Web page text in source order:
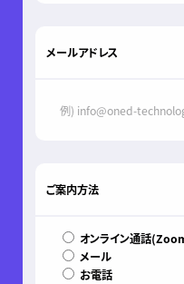
メールアドレス
ご案内方法
オンライン通話
メール
お電話